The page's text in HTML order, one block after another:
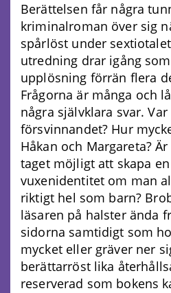
Berättelsen får några
kriminalroman över sig
spårlöst under
utredning drar igång
upplösning förrän flera
Frågorna är många och
några självklara svar.
försvinnandet? Hur
Håkan och Margareta?
taget möjligt att skapa
vuxenidentitet om man
riktigt hel som barn?
läsaren på halster ända
sidorna samtidigt som
mycket eller gräver ner
berättarröst lika
reserverad som bokens